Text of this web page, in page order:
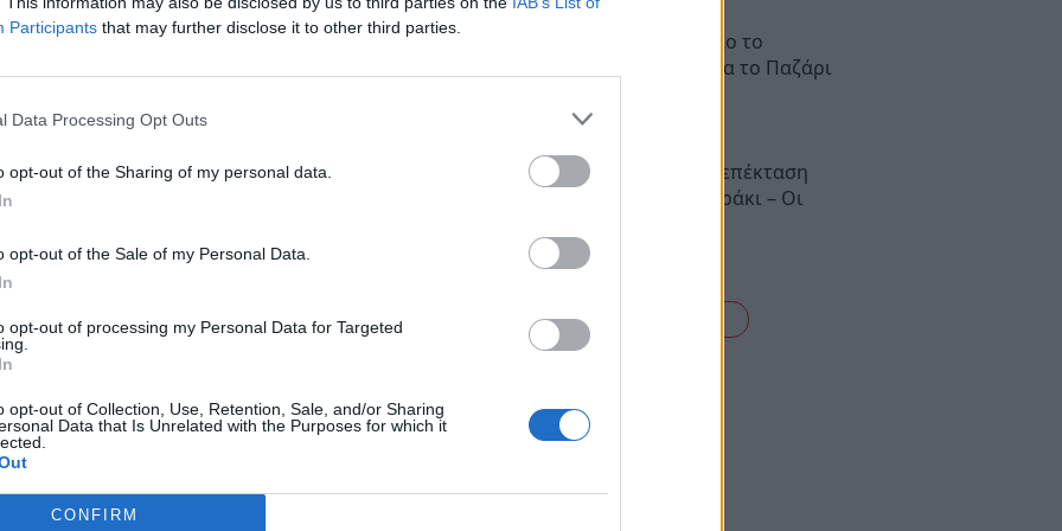
Participants that may further disclose it to other third parties.
Data Processing Opt Outs
opt-out of the Sharing of my personal data.
opt-out of the Sale of my Personal Data.
opt-out of processing my Personal Data for Targeted
opt-out of Collection, Use, Retention, Sale, and/or Sharing
Data that Is Unrelated with the Purposes for which it
CONFIRM
όταν αναζητάς ειδήσεις στη Google
προτιμώμενη πηγή
της Google
ήταν σκουπιδότοποι ολκής. Σούρουπο
αδειάζουν ότι δεν είναι πια χρήσιμο
Ολόκληρα σαλόνια, την αλλαγή
πράγματα, κόκκαλα ζώων και λάστιχα
με κούκλες, γύψινα θρυμματισμένα και
πλαστικές σαγιονάρες…
στον χείμαρρο πίσω από τον Άγιο
Νεάπολη Λακωνίας: Μεγάλο το
ενδιαφέρον του κόσμου για το Παζάρι
Προαστιακός: Προχωρά η επέκταση
της γραμμής προς το Λουτράκι – Οι
Δείτε όλες τις ειδήσεις